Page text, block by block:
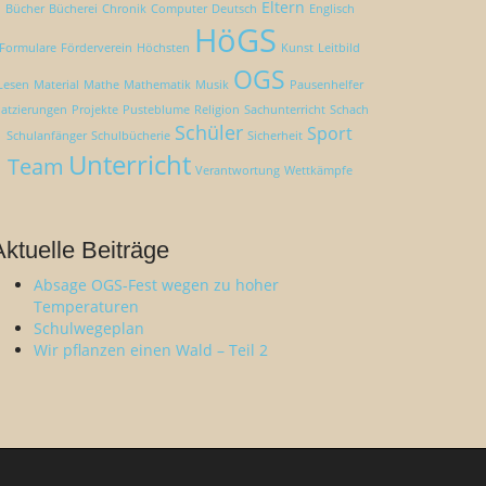
Bücher Bücherei Chronik Computer Deutsch Eltern Englisch
Formulare Förderverein Höchsten HöGS Kunst Leitbild
Material Mathe Mathematik Musik OGS Pausenhelfer
Projekte Pusteblume Religion Sachunterricht Schach
Schulanfänger Schulbücherie Schüler Sicherheit Sport
Team Unterricht Verantwortung Wettkämpfe
Beiträge
Absage OGS-Fest wegen zu hoher
Temperaturen
Schulwegeplan
Wir pflanzen einen Wald – Teil 2